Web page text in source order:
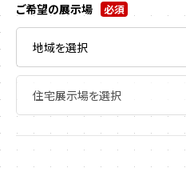
ご希望の展示場 必須